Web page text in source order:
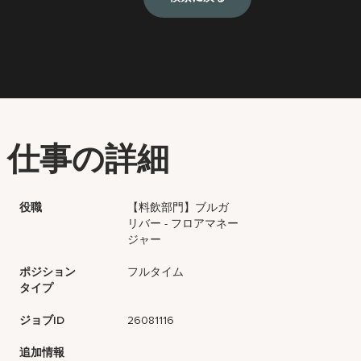
仕事の詳細
役職
【料飲部門】ブルガ
リバー - フロアマネー
ジャー
ポジション
タイプ
フルタイム
ジョブID 26081116
追加情報